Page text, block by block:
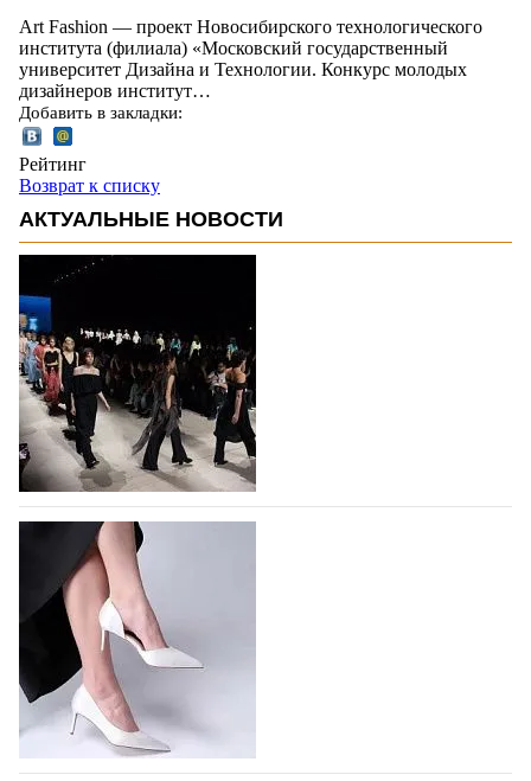
Art Fashion — проект Новосибирского технологического
института (филиала) «Московский государственный
университет Дизайна и Технологии. Конкурс молодых
дизайнеров институт…
Добавить в закладки:
Рейтинг
Возврат к списку
АКТУАЛЬНЫЕ НОВОСТИ
На участие в Московской неделе моды
подано 1047 заявок
На участие в седьмой Московской неделе моды,
которая пройдет в российской столице с 26 сентября
по 1 октября, уже подано 1047 заявок. Примерно
половину из них (494) прислали дизайнеры,
коллекции которых не были представлены в…
07.08.2026 592